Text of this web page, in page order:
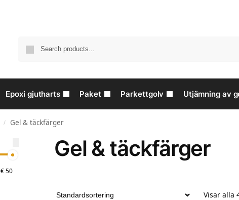
Epoxi gjutharts Paket Parkettgolv Utjämning av
/ Gel & täckfärger
Gel & täckfärger
Visar alla
€ 50